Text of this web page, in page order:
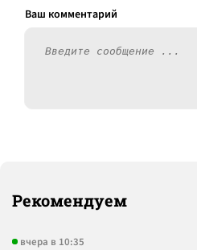
Рекомендуем
вчера в 10:35